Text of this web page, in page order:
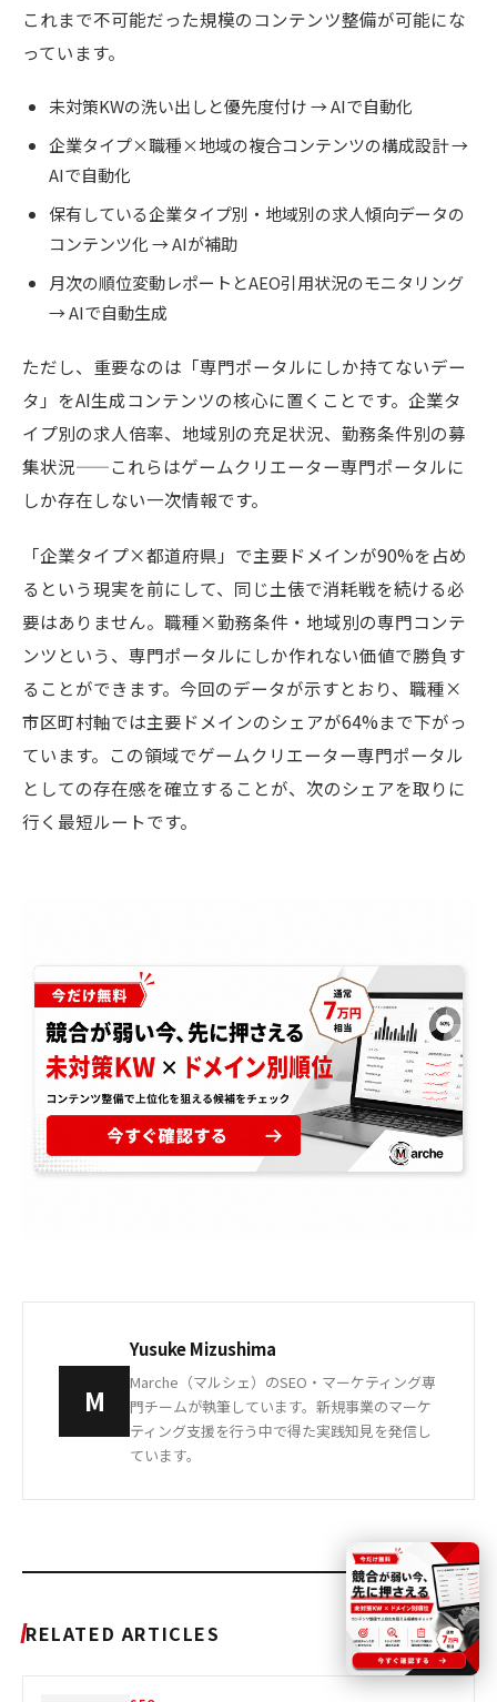
これまで不可能だった規模のコンテンツ整備が可能にな
っています。
未対策KWの洗い出しと優先度付け → AIで自動化
企業タイプ×職種×地域の複合コンテンツの構成設計 →
AIで自動化
保有している企業タイプ別・地域別の求人傾向データの
コンテンツ化 → AIが補助
月次の順位変動レポートとAEO引用状況のモニタリング
→ AIで自動生成
ただし、重要なのは「専門ポータルにしか持てないデー
タ」をAI生成コンテンツの核心に置くことです。企業タ
イプ別の求人倍率、地域別の充足状況、勤務条件別の募
集状況——これらはゲームクリエーター専門ポータルに
しか存在しない一次情報です。
「企業タイプ×都道府県」で主要ドメインが90%を占め
るという現実を前にして、同じ土俵で消耗戦を続ける必
要はありません。職種×勤務条件・地域別の専門コンテ
ンツという、専門ポータルにしか作れない価値で勝負す
ることができます。今回のデータが示すとおり、職種×
市区町村軸では主要ドメインのシェアが64%まで下がっ
ています。この領域でゲームクリエーター専門ポータル
としての存在感を確立することが、次のシェアを取りに
行く最短ルートです。
M
Yusuke Mizushima
Marche（マルシェ）のSEO・マーケティング専
門チームが執筆しています。新規事業のマーケ
ティング支援を行う中で得た実践知見を発信し
ています。
RELATED ARTICLES